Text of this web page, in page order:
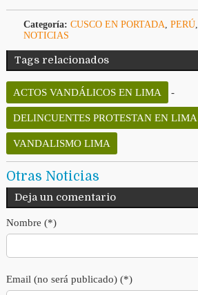
Categoría: CUSCO EN PORTADA, PERÚ,
NOTICIAS
Tags relacionados
ACTOS VANDÁLICOS EN LIMA -
DELINCUENTES PROTESTAN EN LIMA
VANDALISMO LIMA
Otras Noticias
Deja un comentario
Nombre (*)
Email (no será publicado) (*)